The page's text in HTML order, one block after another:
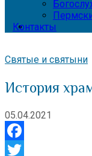
Контакты
Святые и святыни
История
05.04.2021
Facebook